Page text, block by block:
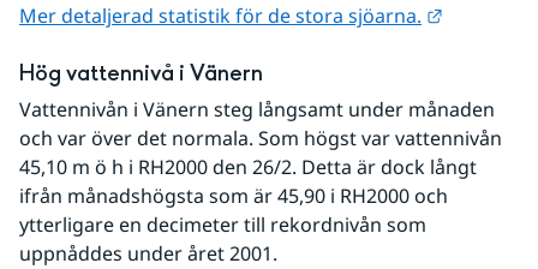
Mer detaljerad statistik för de stora sjöarna.
Hög vattennivå i Vänern
Vattennivån i Vänern steg långsamt under månaden
och var över det normala. Som högst var vattennivån
45,10 m ö h i RH2000 den 26/2. Detta är dock långt
ifrån månadshögsta som är 45,90 i RH2000 och
ytterligare en decimeter till rekordnivån som
uppnåddes under året 2001.